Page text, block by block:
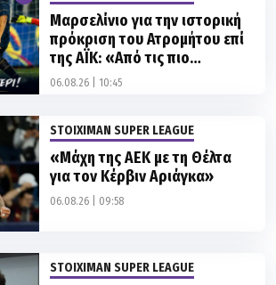
Μαρσελίνιο για την ιστορική
πρόκριση του Ατρομήτου επί
της ΑΪΚ: «Από τις πιο
αξέχαστες εμφανίσεις μου!»
06.08.26 | 10:45
STOIXIMAN SUPER LEAGUE
«Μάχη της ΑΕΚ με τη Θέλτα
για τον Κέρβιν Αριάγκα»
06.08.26 | 09:58
STOIXIMAN SUPER LEAGUE